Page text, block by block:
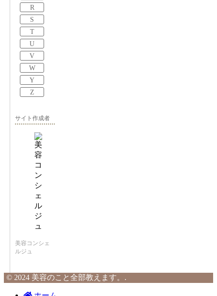
R
S
T
U
V
W
Y
Z
サイト作成者
美容コンシェ
ルジュ
© 2024 美容のこと全部教えます。.